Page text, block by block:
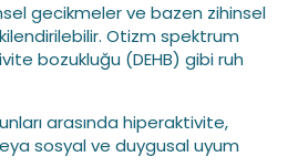
gecikmeler ve bazen zihinsel
Otizm spektrum
bozukluğu (DEHB) gibi ruh
arasında hiperaktivite,
sosyal ve duygusal uyum